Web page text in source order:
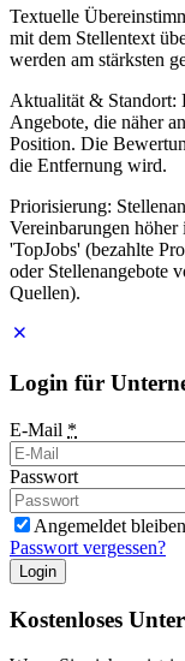
Textuelle
mit dem Stellentext
werden am stärksten
Aktualität & Standort:
Angebote, die näher
Position. Die
die Entfernung wird.
Priorisierung:
Vereinbarungen
'TopJobs' (bezahlte
oder Stellenangebote
Quellen).
Login für
E-Mail *
Passwort
Angemeldet bleiben
Passwort vergessen?
Login
Kostenloses